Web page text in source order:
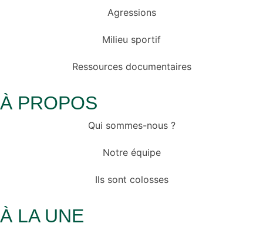
Agressions
Milieu sportif
Ressources documentaires
À PROPOS
Qui sommes-nous ?
Notre équipe
Ils sont colosses
À LA UNE